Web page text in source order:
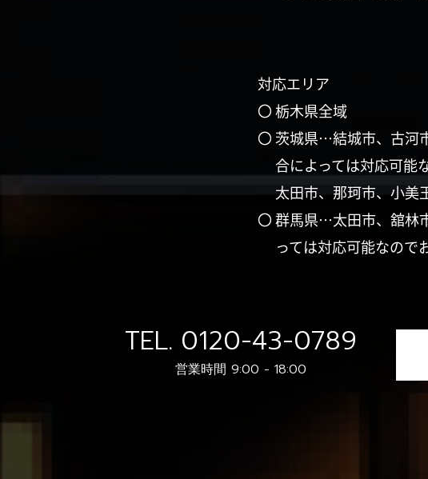
対応エリア
〇 栃木県全域
〇 茨城県…結城市、古河
合によっては対応可能
太田市、那珂市、小美
〇 群馬県…太田市、舘林
っては対応可能なので
TEL. 0120-43-0789
営業時間 9:00 - 18:00